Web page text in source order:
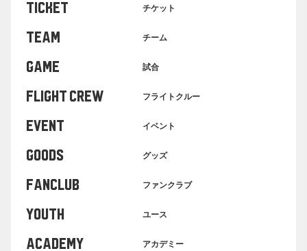
TICKET チケット
TEAM チーム
GAME 試合
FLIGHT CREW フライトクルー
EVENT イベント
GOODS グッズ
FANCLUB ファンクラブ
YOUTH ユース
ACADEMY アカデミー